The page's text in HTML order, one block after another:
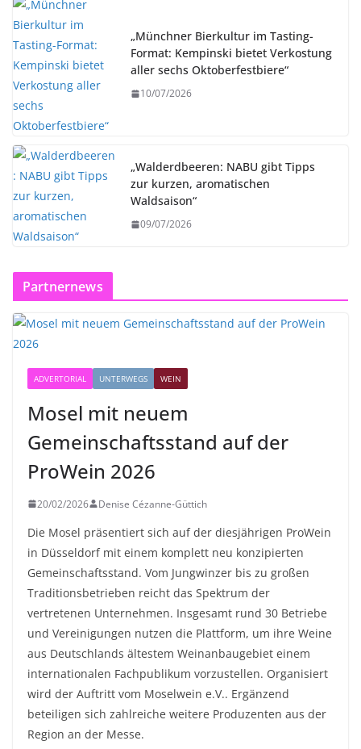
„Münchner Bierkultur im Tasting-
Format: Kempinski bietet Verkostung
aller sechs Oktoberfestbiere“
10/07/2026
„Walderdbeeren: NABU gibt Tipps
zur kurzen, aromatischen
Waldsaison“
09/07/2026
Partnernews
ADVERTORIAL UNTERWEGS WEIN
Mosel mit neuem
Gemeinschaftsstand auf der
ProWein 2026
20/02/2026 Denise Cézanne-Güttich
Die Mosel präsentiert sich auf der diesjährigen ProWein
in Düsseldorf mit einem komplett neu konzipierten
Gemeinschaftsstand. Vom Jungwinzer bis zu großen
Traditionsbetrieben reicht das Spektrum der
vertretenen Unternehmen. Insgesamt rund 30 Betriebe
und Vereinigungen nutzen die Plattform, um ihre Weine
aus Deutschlands ältestem Weinanbaugebiet einem
internationalen Fachpublikum vorzustellen. Organisiert
wird der Auftritt vom Moselwein e.V.. Ergänzend
beteiligen sich zahlreiche weitere Produzenten aus der
Region an der Messe.